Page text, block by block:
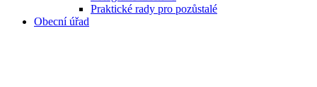
Praktické rady pro pozůstalé
Obecní úřad